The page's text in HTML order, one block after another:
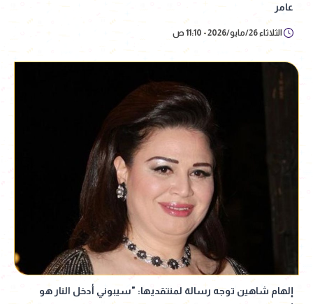
عامر
الثلاثاء 26/مايو/2026 - 11:10 ص
إلهام شاهين توجه رسالة لمنتقديها: "سيبوني أدخل النار هو